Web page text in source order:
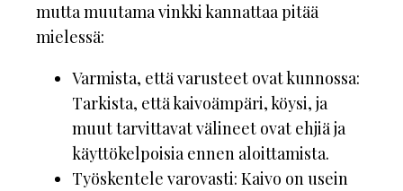
mutta muutama vinkki kannattaa pitää
mielessä:
Varmista, että varusteet ovat kunnossa:
Tarkista, että kaivoämpäri, köysi, ja
muut tarvittavat välineet ovat ehjiä ja
käyttökelpoisia ennen aloittamista.
Työskentele varovasti: Kaivo on usein